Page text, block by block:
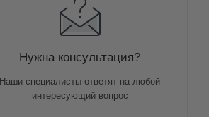
Нужна консультация?
Наши специалисты ответят на любой
интересующий вопрос